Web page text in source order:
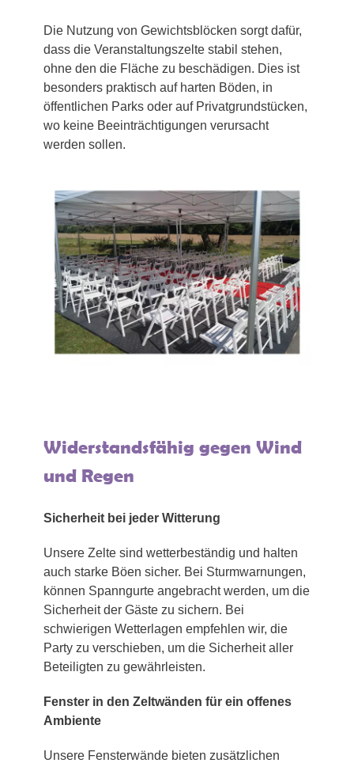
Die Nutzung von Gewichtsblöcken sorgt dafür,
dass die Veranstaltungszelte stabil stehen,
ohne den die Fläche zu beschädigen. Dies ist
besonders praktisch auf harten Böden, in
öffentlichen Parks oder auf Privatgrundstücken,
wo keine Beeinträchtigungen verursacht
werden sollen.
Widerstandsfähig gegen Wind
und Regen
Sicherheit bei jeder Witterung
Unsere Zelte sind wetterbeständig und halten
auch starke Böen sicher. Bei Sturmwarnungen,
können Spanngurte angebracht werden, um die
Sicherheit der Gäste zu sichern. Bei
schwierigen Wetterlagen empfehlen wir, die
Party zu verschieben, um die Sicherheit aller
Beteiligten zu gewährleisten.
Fenster in den Zeltwänden für ein offenes
Ambiente
Unsere Fensterwände bieten zusätzlichen